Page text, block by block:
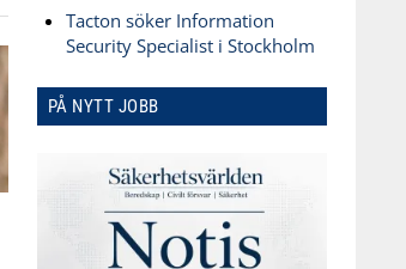
Tacton söker Information
Security Specialist i Stockholm
PÅ NYTT JOBB